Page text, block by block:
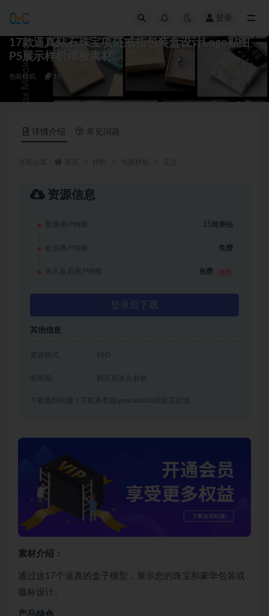
登录
17款逼真钻石珠宝项链戒指包装盒设计Logo贴图
PS展示样机模板素材
包装样机 15
详情介绍 常见问题
资源信息
普通用户特权： 15琦美钻
会员用户特权： 免费
永久会员用户特权： 免费
登录后下载
其他信息
资源格式 PSD
有效期 购买后永久有效
下载遇到问题？可联系客服qmsck0824或留言反馈
素材介绍：
通过这17个逼真的盒子模型，展示您的珠宝和豪华包装或
徽标设计。